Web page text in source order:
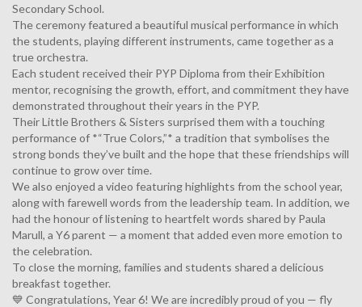
Secondary School.
The ceremony featured a beautiful musical performance in which
the students, playing different instruments, came together as a
true orchestra.
Each student received their PYP Diploma from their Exhibition
mentor, recognising the growth, effort, and commitment they have
demonstrated throughout their years in the PYP.
Their Little Brothers & Sisters surprised them with a touching
performance of *“True Colors,”* a tradition that symbolises the
strong bonds they’ve built and the hope that these friendships will
continue to grow over time.
We also enjoyed a video featuring highlights from the school year,
along with farewell words from the leadership team. In addition, we
had the honour of listening to heartfelt words shared by Paula
Marull, a Y6 parent — a moment that added even more emotion to
the celebration.
To close the morning, families and students shared a delicious
breakfast together.
💙 Congratulations, Year 6! We are incredibly proud of you — fly